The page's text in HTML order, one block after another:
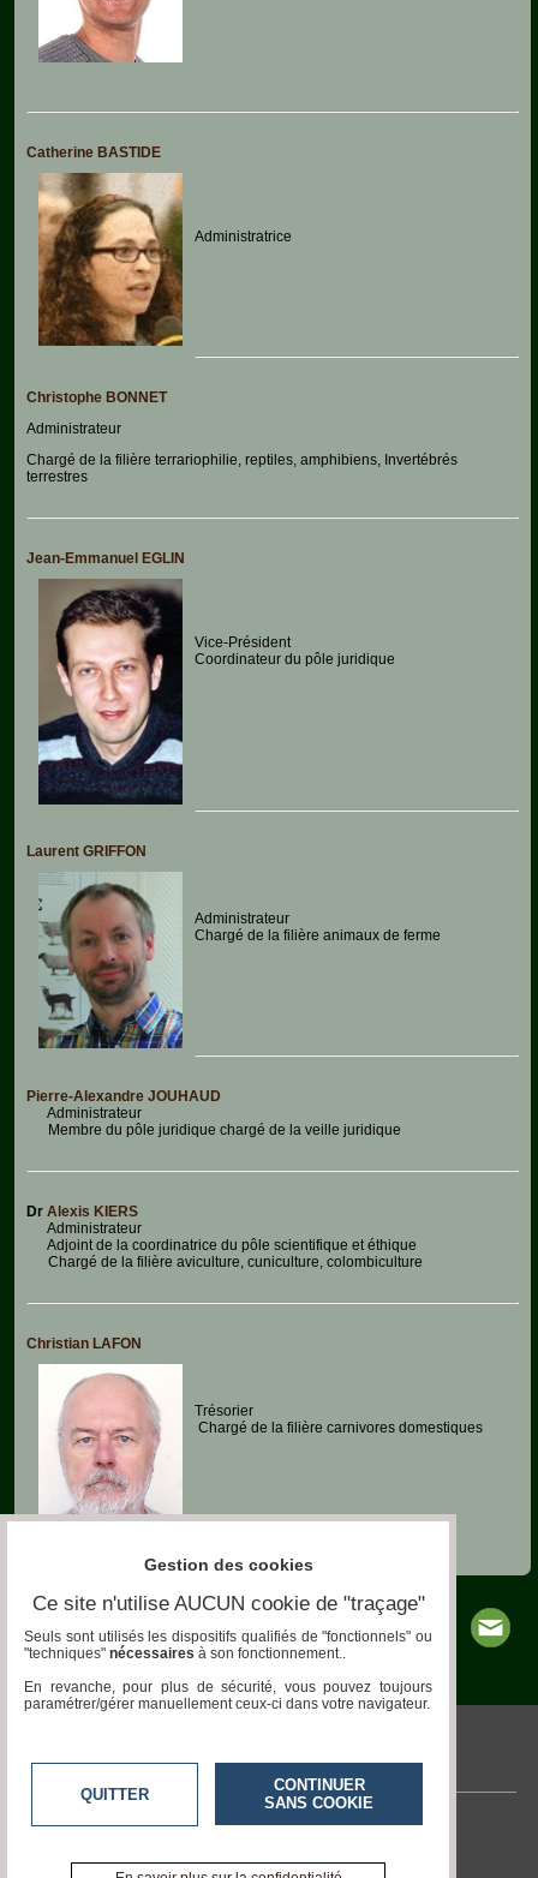
Terrariophilie
Bien-
Traitance
Legislation
Maladies-
Epidémies
Pédagogie-
Formation
Agenda
Catherine BASTIDE
Administratrice
Christophe BONNET
Administrateur
Chargé de la filière terrariophilie, reptiles, amphibiens, Invertébrés
terrestres
Jean-Emmanuel EGLIN
Vice-Président
Coordinateur du pôle juridique
Laurent GRIFFON
Administrateur
Chargé de la filière animaux de ferme
Pierre-Alexandre JOUHAUD
Administrateur
Membre du pôle juridique chargé de la veille juridique
Dr Alexis KIERS
Administrateur
Adjoint de la coordinatrice du pôle scientifique et éthique
Chargé de la filière aviculture, cuniculture, colombiculture
Christian LAFON
Trésorier
Chargé de la filière carnivores domestiques
pronatura.acteurs-locaux.fr
En savoir +
Gestion des cookies
Ce site n'utilise AUCUN cookie de "traçage"
Seuls sont utilisés les dispositifs qualifiés de "fonctionnels" ou
"techniques" nécessaires à son fonctionnement..
En revanche, pour plus de sécurité, vous pouvez toujours
paramétrer/gérer manuellement ceux-ci dans votre navigateur.
QUITTER
CONTINUER
SANS COOKIE